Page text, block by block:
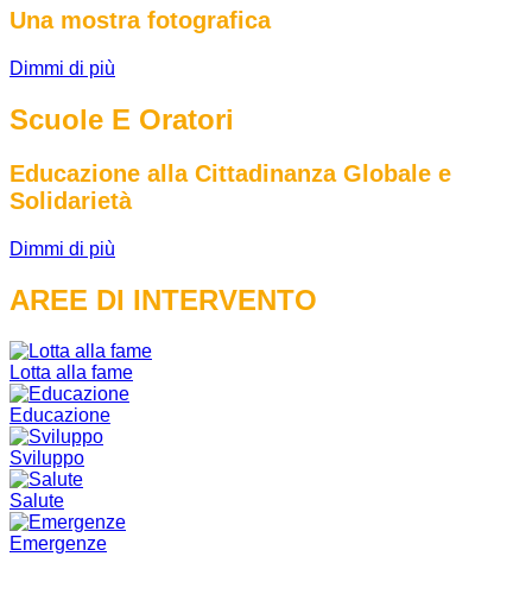
Una mostra fotografica
Dimmi di più
Scuole E Oratori
Educazione alla Cittadinanza Globale e
Solidarietà
Dimmi di più
AREE DI INTERVENTO
Lotta alla fame
Educazione
Sviluppo
Salute
Emergenze